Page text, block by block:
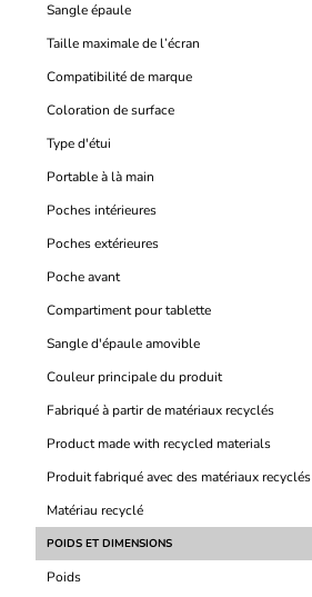
Sangle épaule
Taille maximale de l’écran
Compatibilité de marque
Coloration de surface
Type d'étui
Portable à là main
Poches intérieures
Poches extérieures
Poche avant
Compartiment pour tablette
Sangle d'épaule amovible
Couleur principale du produit
Fabriqué à partir de matériaux recyclés
Product made with recycled materials
Produit fabriqué avec des matériaux recyclés
Matériau recyclé
POIDS ET DIMENSIONS
Poids